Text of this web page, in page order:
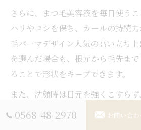
さらに、まつ毛美容液を毎日使う
ハリやコシを保ち、カールの持続
毛パーマデザイン人気の高い立ち
を選んだ場合も、根元から毛先まで
ることで形状をキープできます。
また、洗顔時は目元を強くこすら
クレンジングを行うことが大切で
0568-48-2970 お問い合